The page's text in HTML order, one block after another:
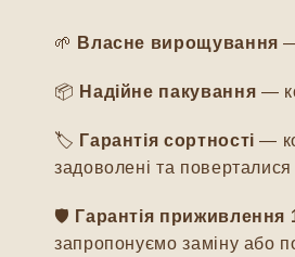
🌱 Власне вирощування
📦 Надійне пакування —
🏷️ Гарантія сортності —
задоволені та
🛡️ Гарантія приживлення
запропонуємо заміну або